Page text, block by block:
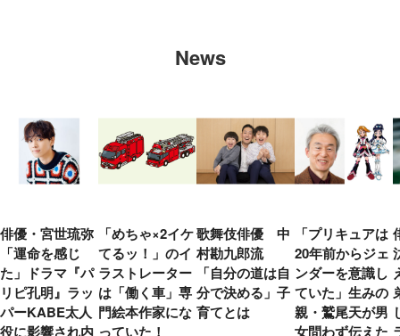
News
俳優・宮世琉弥
「運命を感じ
た」ドラマ『パ
リピ孔明』ラッ
パーKABE太人
役に影響され内
「めちゃ×2イケ
てるッ！」のイ
ラストレーター
は「働く車」専
門絵本作家にな
っていた！
歌舞伎俳優 中
村勘九郎流
「自分の道は自
分で決める」子
育てとは
「プリキュアは
20年前からジェ
ンダーを意識し
ていた」生みの
親・鷲尾天が男
女問わず伝えた